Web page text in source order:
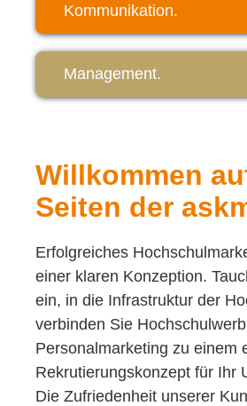
Willkommen
Seiten der
Erfolgreiches
einer klaren Konzeption.
ein, in die Infrastruktur der
verbinden Sie
Personalmarketing zu einem
Rekrutierungskonzept für Ihr
Die Zufriedenheit unserer
Kommunikation.
Management.